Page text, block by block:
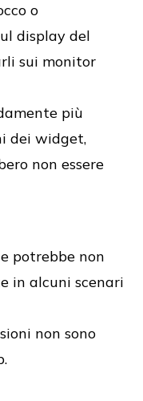
o
display del
sui monitor
più
dei widget,
non essere
potrebbe non
in alcuni scenari
non sono